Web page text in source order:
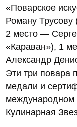
«Поварское
Роману Трусову
2 место —
«Караван»), 1
Александр
Эти три повара
медали и
международном
Кулинарная